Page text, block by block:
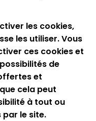
les cookies,
les utiliser. Vous
ces cookies et
de
et
cela peut
à tout ou
le site.